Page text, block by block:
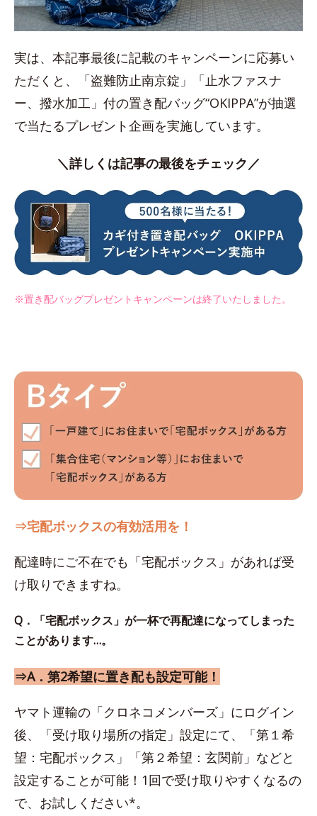
実は、本記事最後に記載のキャンペーンに応募い
ただくと、「盗難防止南京錠」「止水ファスナ
ー、撥水加工」付の置き配バッグ“OKIPPA”が抽選
で当たるプレゼント企画を実施しています。
＼詳しくは記事の最後をチェック／
※置き配バッグプレゼントキャンペーンは終了いたしました。
⇒宅配ボックスの有効活用を！
配達時にご不在でも「宅配ボックス」があれば受
け取りできますね。
Q．「宅配ボックス」が一杯で再配達になってしまった
ことがあります…。
⇒A．第2希望に置き配も設定可能！
ヤマト運輸の「クロネコメンバーズ」にログイン
後、「受け取り場所の指定」設定にて、「第１希
望：宅配ボックス」「第２希望：玄関前」などと
設定することが可能！1回で受け取りやすくなるの
で、お試しください*。